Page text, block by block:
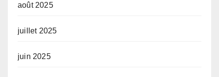
août 2025
juillet 2025
juin 2025